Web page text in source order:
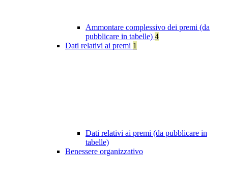
Ammontare complessivo dei premi (da
pubblicare in tabelle) 4
Dati relativi ai premi 1
Dati relativi ai premi (da pubblicare in
tabelle)
Benessere organizzativo